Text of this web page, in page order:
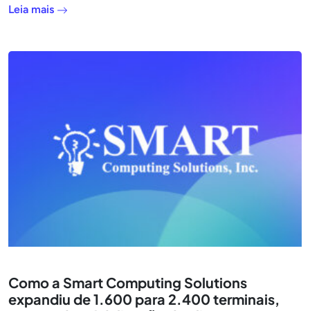
Leia mais
Como a Smart Computing Solutions
expandiu de 1.600 para 2.400 terminais,